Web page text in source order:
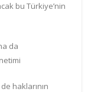
bu Türkiye’nin
da
haklarının